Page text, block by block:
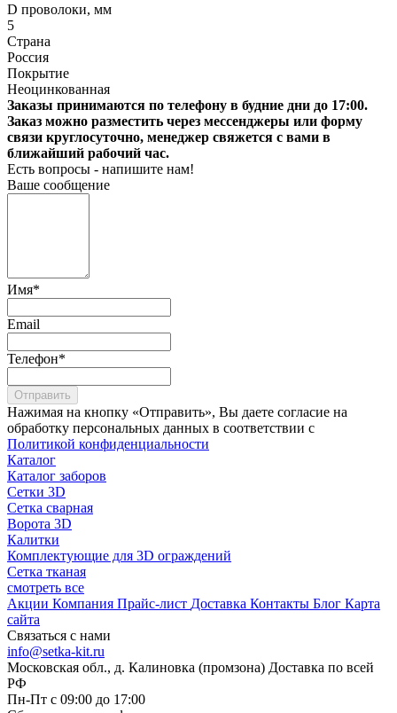
D проволоки, мм
5
Страна
Россия
Покрытие
Неоцинкованная
Заказы принимаются по телефону в будние дни до 17:00.
Заказ можно разместить через мессенджеры или форму
связи круглосуточно, менеджер свяжется с вами в
ближайший рабочий час.
Есть вопросы - напишите нам!
Ваше сообщение
Имя*
Email
Телефон*
Отправить
Нажимая на кнопку «Отправить», Вы даете согласие на
обработку персональных данных в соответствии с
Политикой конфиденциальности
Каталог
Каталог заборов
Сетки 3D
Сетка сварная
Ворота 3D
Калитки
Комплектующие для 3D ограждений
Сетка тканая
смотреть все
Акции Компания Прайс-лист Доставка Контакты Блог Карта
сайта
Связаться с нами
info@setka-kit.ru
Московская обл., д. Калиновка (промзона) Доставка по всей
РФ
Пн-Пт с 09:00 до 17:00